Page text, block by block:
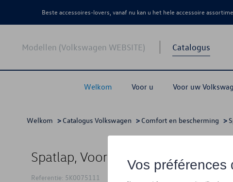
Beste accessoires-lovers, vanaf nu kan u het hele accessoire
Modellen (Volkswagen WEBSITE) Catalogus
Welkom Voor u Voor uw
Welkom > Catalogus Volkswagen > Comfort en bescherming >
Spatlap, Voorkant
Referentie: 5K0075111